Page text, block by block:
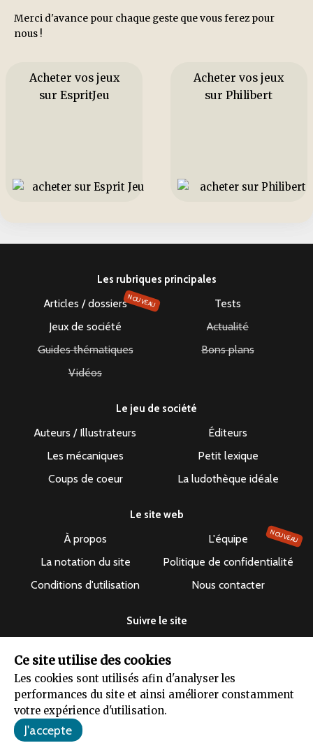
Ce site utilise des cookies
Les cookies sont utilisés afin d'analyser les
performances du site et ainsi améliorer constamment
votre expérience d'utilisation.
Merci d'avance pour chaque geste que vous ferez pour
nous !
Acheter vos jeux
sur EspritJeu
Acheter vos jeux
sur Philibert
Les rubriques principales
Articles / dossiersNOUVEAU
Tests
Jeux de société
Actualité
Guides thématiques
Bons plans
Vidéos
Le jeu de société
Auteurs / Illustrateurs
Éditeurs
Les mécaniques
Petit lexique
Coups de coeur
La ludothèque idéale
Le site web
À propos L'équipe NOUVEAU
La notation du site
Politique de confidentialité
Conditions d'utilisation
Nous contacter
Suivre le site
Le dépuncheur ©2019-2026 - Tous droits réservés